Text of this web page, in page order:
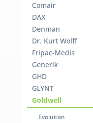
Comair
DAX
Denman
Dr. Kurt Wolff
Fripac-Medis
Generik
GHD
GLYNT
Goldwell
Evolution